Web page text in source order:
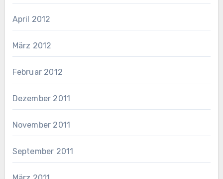
April 2012
März 2012
Februar 2012
Dezember 2011
November 2011
September 2011